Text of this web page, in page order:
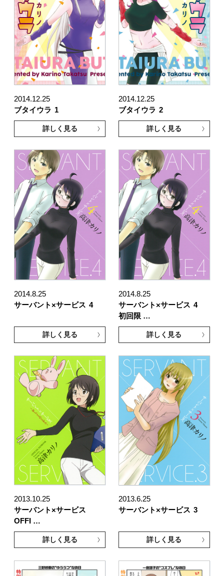
2014.12.25
ブタイウラ 1
詳しく見る
2014.12.25
ブタイウラ 2
詳しく見る
2014.8.25
サーバント×サービス 4
詳しく見る
2014.8.25
サーバント×サービス 4
初回限 …
詳しく見る
2013.10.25
サーバント×サービス
OFFI …
詳しく見る
2013.6.25
サーバント×サービス 3
詳しく見る